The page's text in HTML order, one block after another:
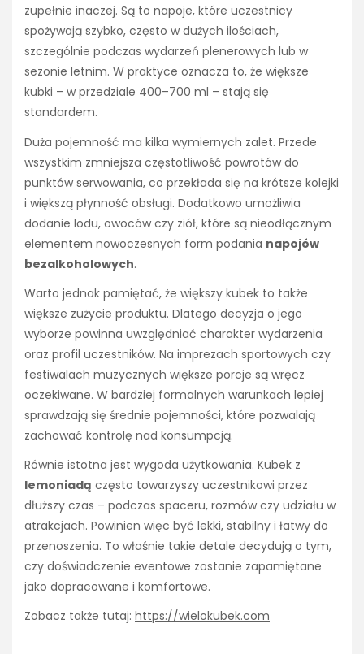
zupełnie inaczej. Są to napoje, które uczestnicy
spożywają szybko, często w dużych ilościach,
szczególnie podczas wydarzeń plenerowych lub w
sezonie letnim. W praktyce oznacza to, że większe
kubki – w przedziale 400–700 ml – stają się
standardem.
Duża pojemność ma kilka wymiernych zalet. Przede
wszystkim zmniejsza częstotliwość powrotów do
punktów serwowania, co przekłada się na krótsze kolejki
i większą płynność obsługi. Dodatkowo umożliwia
dodanie lodu, owoców czy ziół, które są nieodłącznym
elementem nowoczesnych form podania napojów
bezalkoholowych.
Warto jednak pamiętać, że większy kubek to także
większe zużycie produktu. Dlatego decyzja o jego
wyborze powinna uwzględniać charakter wydarzenia
oraz profil uczestników. Na imprezach sportowych czy
festiwalach muzycznych większe porcje są wręcz
oczekiwane. W bardziej formalnych warunkach lepiej
sprawdzają się średnie pojemności, które pozwalają
zachować kontrolę nad konsumpcją.
Równie istotna jest wygoda użytkowania. Kubek z
lemoniadą często towarzyszy uczestnikowi przez
dłuższy czas – podczas spaceru, rozmów czy udziału w
atrakcjach. Powinien więc być lekki, stabilny i łatwy do
przenoszenia. To właśnie takie detale decydują o tym,
czy doświadczenie eventowe zostanie zapamiętane
jako dopracowane i komfortowe.
Zobacz także tutaj: https://wielokubek.com